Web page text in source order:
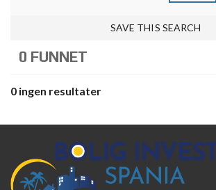
SAVE THIS SEARCH
0 FUNNET
0 ingen resultater